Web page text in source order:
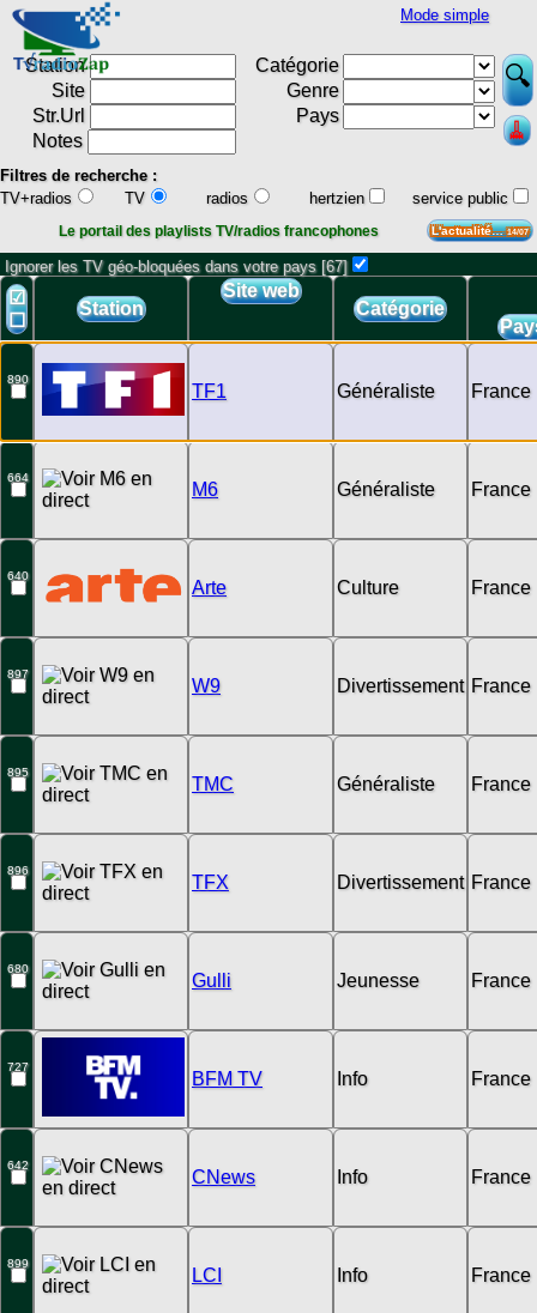
Mode simple
Station
Site
Str.Url
Notes
Catégorie
Genre
Pays
Filtres de recherche :
TV+radios
TV radios hertzien service public
Le portail des playlists TV/radios francophones L'actualité…14/07
Ignorer les TV géo-bloquées dans votre pays [67]
☑
☐
Station
Site web
Catégorie
890
TF1 Généraliste France
664
M6 Généraliste France
640
Arte Culture France
897
W9 Divertissement France
895
TMC Généraliste France
896
TFX Divertissement France
680
Gulli Jeunesse France
727
BFM TV Info France
642
CNews Info France
899
LCI Info France